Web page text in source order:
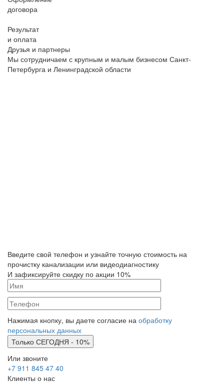
договора
Результат
и оплата
Друзья и партнеры
Мы сотрудничаем с крупным и малым бизнесом Санкт-
Петербурга и Ленинградской области
Введите свой телефон и узнайте точную стоимость на
прочистку канализации или видеодиагностику
И зафиксируйте скидку по акции 10%
Нажимая кнопку, вы даете согласие на обработку
персональных данных
Или звоните
+7 911 845 47 40
Клиенты о нас